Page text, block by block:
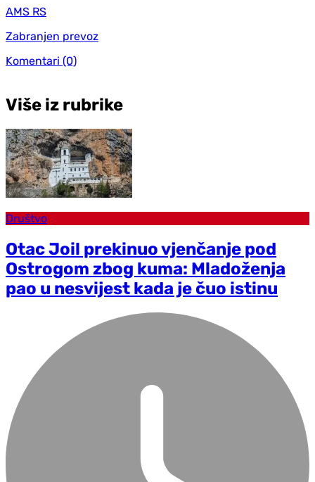
AMS RS
Zabranjen prevoz
Komentari (0)
Više iz rubrike
Društvo
Otac Joil prekinuo vjenčanje pod
Ostrogom zbog kuma: Mladoženja
pao u nesvijest kada je čuo istinu